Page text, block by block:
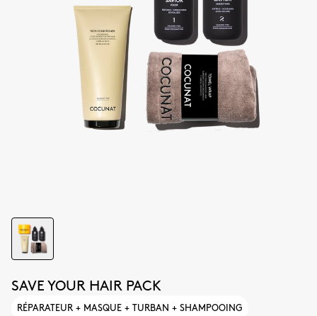
SAVE YOUR HAIR PACK
RÉPARATEUR + MASQUE + TURBAN + SHAMPOOING